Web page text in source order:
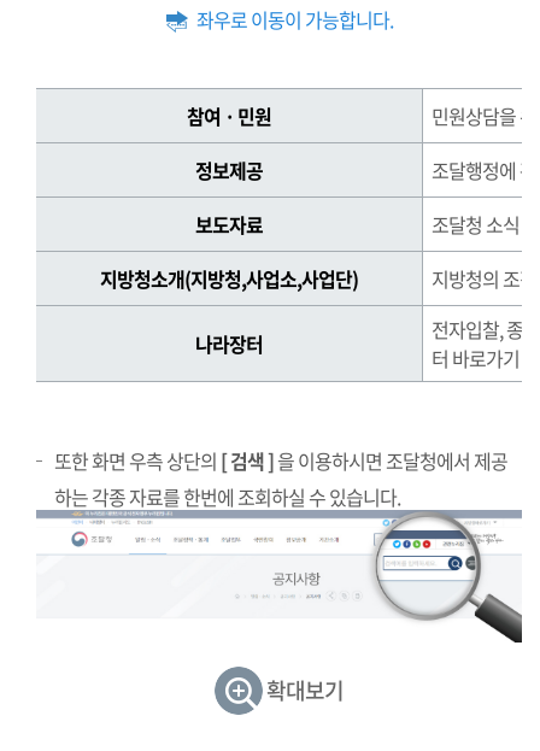
좌우로 이동이 가능합니다.
방
정
찾
표
참
참여 · 민원
민원상담을
정보제공
조달행정에
보도자료
조달청 소식
지방청소개(지방청,사업소,사업단)
지방청의 조
나라장터
전자입찰, 종
터 바로가기
또한 화면 우측 상단의 [ 검색 ]을 이용하시면 조달청에서 제공
하는 각종 자료를 한번에 조회하실 수 있습니다.
확대보기